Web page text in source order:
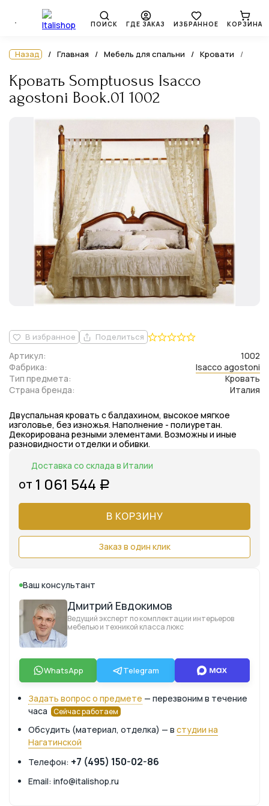
ПОИСК ГДЕ ЗАКАЗ ИЗБРАННОЕ КОРЗИНА
Назад Главная Мебель для спальни Кровати
Кровать Somptuosus Isacco
agostoni Book.01 1002
В избранное Поделиться
Фабрика: Isacco agostoni
Артикул:
1002
Тип предмета:
Кровать
Страна бренда:
Италия
Двуспальная кровать с балдахином, высокое мягкое
изголовье, без изножья. Наполнение - полиуретан.
Декорирована резными элементами. Возможны и иные
разновидности отделки и обивки.
Доставка со склада в Италии
от 1 061 544 Р
В КОРЗИНУ
Заказ в один клик
Ваш консультант
Дмитрий Евдокимов
Ведущий эксперт по комплектации интерьеров
мебелью и техникой класса люкс
WhatsApp Telegram
Задать вопрос о предмете — перезвоним в течение
часа
Сейчас работаем
Обсудить (материал, отделка) — в студии на
Нагатинской
Телефон: +7 (495) 150-02-86
Email: info@italishop.ru